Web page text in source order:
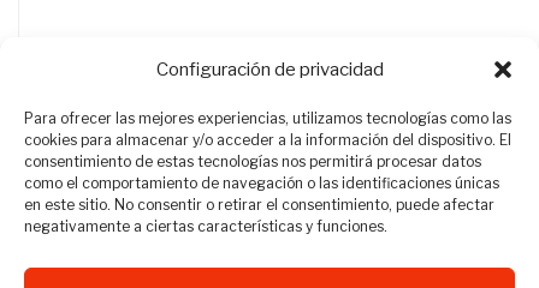
Configuración de privacidad
Para ofrecer las mejores experiencias, utilizamos tecnologías como las
cookies para almacenar y/o acceder a la información del dispositivo. El
consentimiento de estas tecnologías nos permitirá procesar datos
como el comportamiento de navegación o las identificaciones únicas
en este sitio. No consentir o retirar el consentimiento, puede afectar
negativamente a ciertas características y funciones.